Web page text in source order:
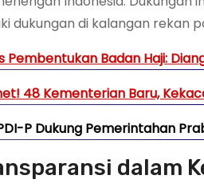
dukungan di kalangan rekan
Pembentukan Badan Haji:
48 Kementerian Baru,
P Dukung Pemerintahan
dalam